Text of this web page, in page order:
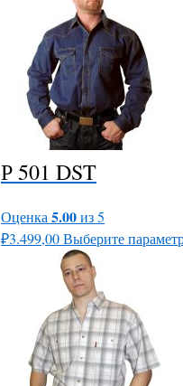
Р 501 DST
Оценка 5.00из 5
₽3.499,00Выберите